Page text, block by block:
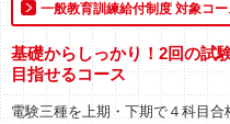
一般教育訓練給付制度 対象コー
基礎からしっかり！2回の試
目指せるコース
電験三種を上期・下期で４科目